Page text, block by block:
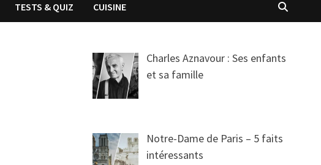
TESTS & QUIZ CUISINE
Charles Aznavour : Ses enfants
et sa famille
Notre-Dame de Paris – 5 faits
intéressants